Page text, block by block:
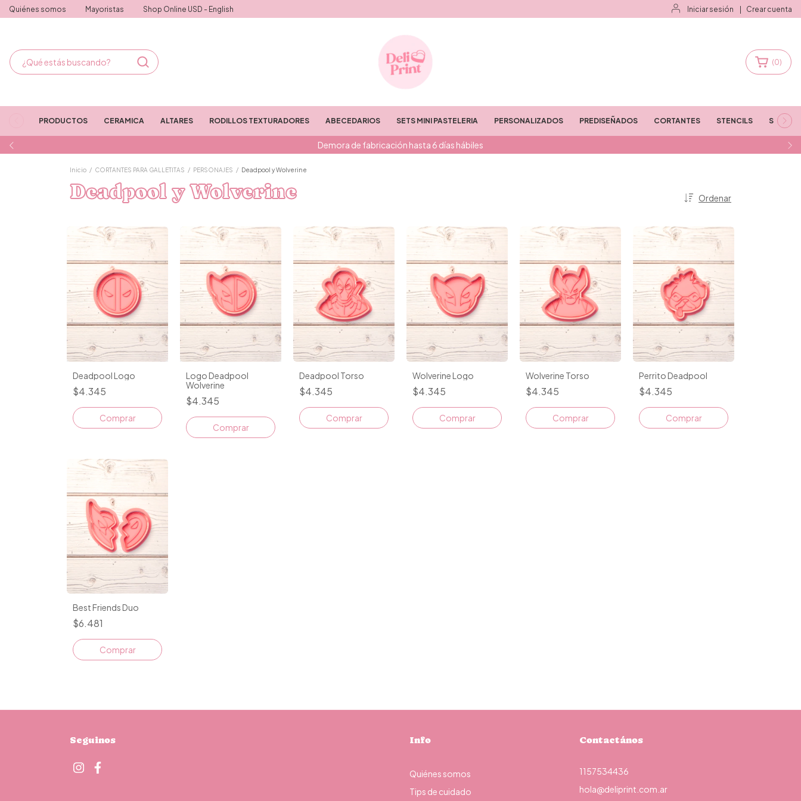
Quiénes somos Mayoristas Shop Online USD - English Iniciar sesión Crear cuenta
Demora de fabricación hasta 6 días hábiles
(0)
PRODUCTOS CERAMICA ALTARES RODILLOS TEXTURADORES ABECEDARIOS SETS MINI PASTELERIA PERSONALIZADOS PREDISEÑADOS CORTANTES STENCILS STAMPS
Inicio / CORTANTES PARA GALLETITAS / PERSONAJES / Deadpool y Wolverine
Deadpool y Wolverine Ordenar
Deadpool Logo
$4.345
Comprar
Logo Deadpool
Wolverine
$4.345
Comprar
Deadpool Torso
$4.345
Comprar
Wolverine Logo
$4.345
Comprar
Wolverine Torso
$4.345
Comprar
Perrito Deadpool
$4.345
Comprar
Best Friends Duo
$6.481
Comprar
Seguinos Info
Quiénes somos
Tips de cuidado
Contactános
1157534436
hola@deliprint.com.ar